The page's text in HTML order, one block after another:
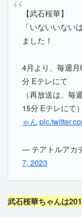
【武石桜華】
「いないいない
ました！
4月より、毎週
分 Eテレにて
（再放送は、
15分 Eテレにて）
ゃん
— テアトルアカ
7, 2023
武石桜華ちゃんは